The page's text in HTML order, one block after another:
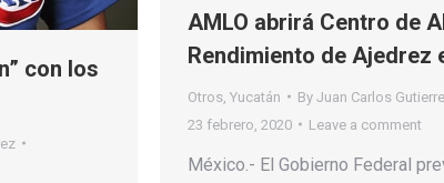
con los
AMLO abrirá Centro de
Rendimiento de Ajedrez
Otros Yucatán By Juan Carlos
23 febrero, 2020
Leave a comment
México.- El Gobierno Federal